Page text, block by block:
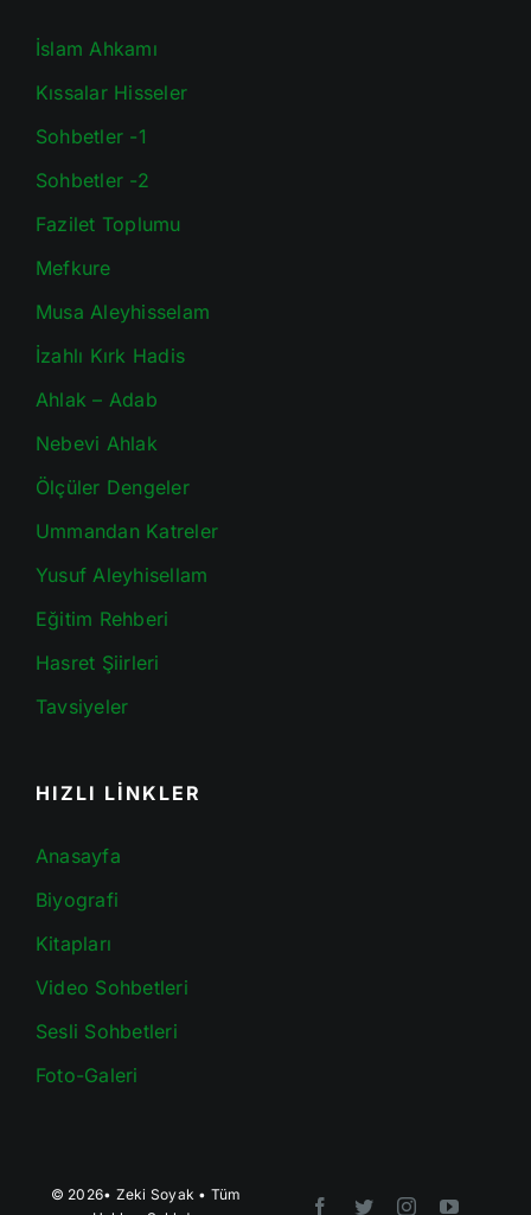
İslam Ahkamı
Kıssalar Hisseler
Sohbetler -1
Sohbetler -2
Fazilet Toplumu
Mefkure
Musa Aleyhisselam
İzahlı Kırk Hadis
Ahlak – Adab
Nebevi Ahlak
Ölçüler Dengeler
Ummandan Katreler
Yusuf Aleyhisellam
Eğitim Rehberi
Hasret Şiirleri
Tavsiyeler
HIZLI LİNKLER
Anasayfa
Biyografi
Kitapları
Video Sohbetleri
Sesli Sohbetleri
Foto-Galeri
© 2026• Zeki Soyak • Tüm